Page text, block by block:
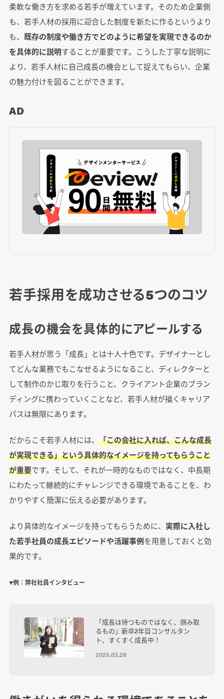
柔軟な働き方を求める若手が増えています。そのため企業側
も、若手人材の採用に迎合した制度を新たに作るというより
も、 既存の制度や働き方でどのように希望を実現できるのか
を具体的に説明することが重要です。こうした丁寧な説明に
より、若手人材に自己成長の機会として捉えてもらい、企業
の魅力付けを図ることができます。
AD
若手採用を成功させる5つのコツ
成長の機会を具体的にアピールする
若手人材が思う「成長」とは十人十色です。デザイナーとし
てどんな業務でもこなせるようになること、ディレクターと
して制作のかじ取りを行うこと、クライアント企業のブラン
ディングに携わっていくことなど、若手人材が描くキャリア
パスは無限にあります。
だからこそ若手人材には、 「この会社に入れば、こんな成長
が実現できる」という具体的なイメージを持ってもらうこと
が重要です。そして、それが一時的なものではなく、中長期
にわたって継続的にチャレンジできる環境であることを、わ
かりやすく簡潔に伝える必要があります。
より具体的なイメージを持ってもらうために、 実際に入社し
た若手社員の成長エピソードや活躍事例を用意しておくと効
果的です。
▼例：弊社社員インタビュー
「成長は待つものではなく、掴み取
るもの」新卒2年目コンサルタン
ト、すくすく成長中！
2025.03.28